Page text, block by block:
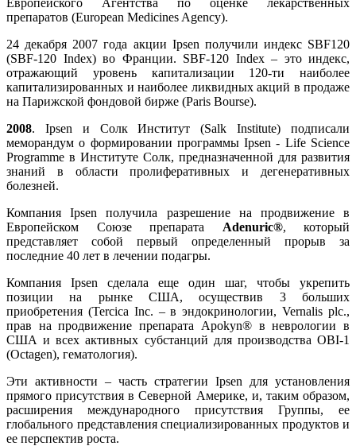
препаратов (European Medicines Agency).
24 декабря 2007 года акции Ipsen получили индекс SBF120
(SBF-120 Index) во Франции. SBF-120 Index – это индекс,
отражающий уровень капитализации 120-ти наиболее
капитализированных и наиболее ликвидных акций в продаже
на Парижской фондовой бирже (Paris Bourse).
2008. Ipsen и Солк Институт (Salk Institute) подписали
меморандум о формировании программы Ipsen - Life Science
Programme в Институте Солк, предназначенной для развития
знаний в области пролиферативных и дегенеративных
болезней.
Компания Ipsen получила разрешение на продвижение в
Европейском Союзе препарата Adenuric®, который
представляет собой первый определенный прорыв за
последние 40 лет в лечении подагры.
Компания Ipsen сделала еще один шаг, чтобы укрепить
позиции на рынке США, осуществив 3 больших
приобретения (Tercica Inc. – в эндокринологии, Vernalis plc.,
прав на продвижение препарата Apokyn® в неврологии в
США и всех активных субстанций для производства OBI-1
(Octagen), гематология).
Эти активности – часть стратегии Ipsen для установления
прямого присутствия в Северной Америке, и, таким образом,
расширения международного присутствия Группы, ее
глобального представления специализированных продуктов и
ее перспектив роста.